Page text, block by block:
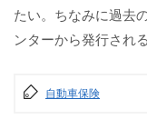
たい。ちなみに過去
ンターから発行され
自動車保険